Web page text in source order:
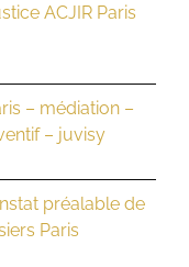
ACJIR Paris
– médiation –
– juvisy
préalable de
Paris